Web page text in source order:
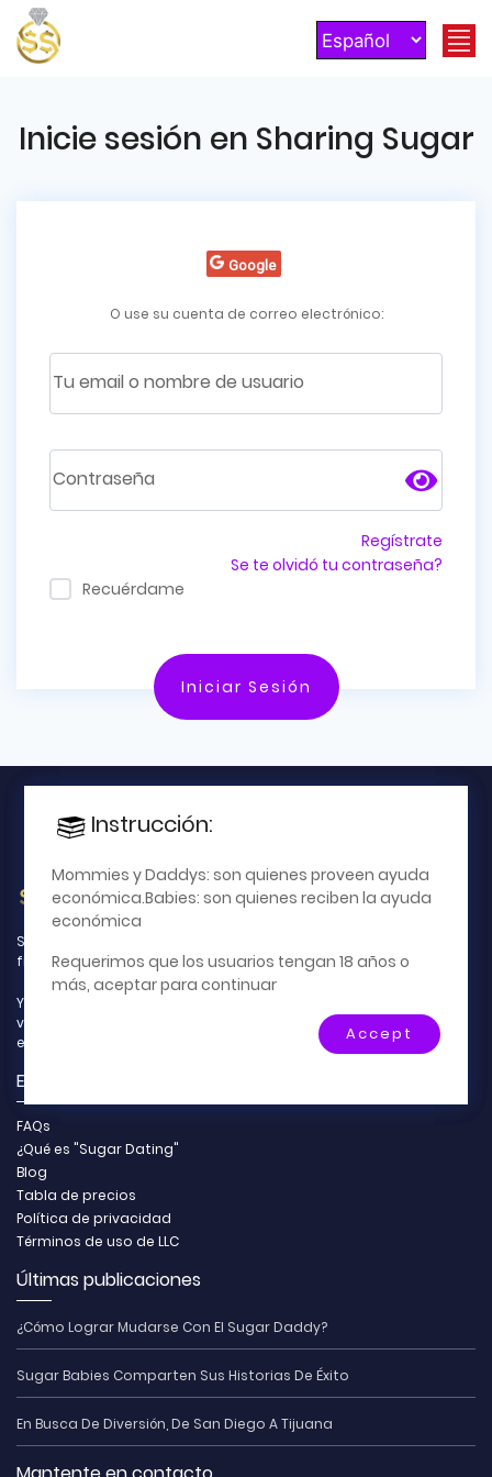
Inicie sesión en Sharing Sugar
Google
O use su cuenta de correo electrónico:
Tu email o nombre de usuario
Contraseña
Regístrate
Se te olvidó tu contraseña?
Recuérdame
Iniciar Sesión
Si puede ofrecer una compañía atractiva o seguridad
financiera, ¡hay socios que lo están buscando activamente!
Ya sea que necesite dinero para la universidad, quiera hacer
viajes costosos o ir de compras, ¡nuestro objetivo es
emparejarlo con el Sugar Daddy perfecto!
Enlaces rápidos
FAQs
¿Qué es "Sugar Dating"
Blog
Tabla de precios
Política de privacidad
Términos de uso de LLC
Últimas publicaciones
¿Cómo Lograr Mudarse Con El Sugar Daddy?
Sugar Babies Comparten Sus Historias De Éxito
En Busca De Diversión, De San Diego A Tijuana
Instrucción:
Este es un sitio para relaciones
amorosas de la vida real; asesoría o tutoría;
apoyo financiero y encuentros. No se admite la
videos y no se permiten relaciones solo por
Internet.
Instrucción:
Mommies y Daddys: son quienes proveen ayuda
económica.Babies: son quienes reciben la ayuda
económica
Requerimos que los usuarios tengan 18 años o
más, aceptar para continuar
Accept